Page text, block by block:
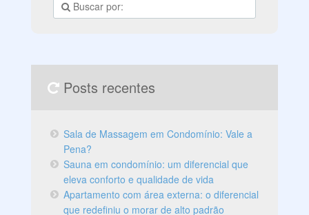
Posts recentes
Sala de Massagem em Condomínio: Vale a
Pena?
Sauna em condomínio: um diferencial que
eleva conforto e qualidade de vida
Apartamento com área externa: o diferencial
que redefiniu o morar de alto padrão